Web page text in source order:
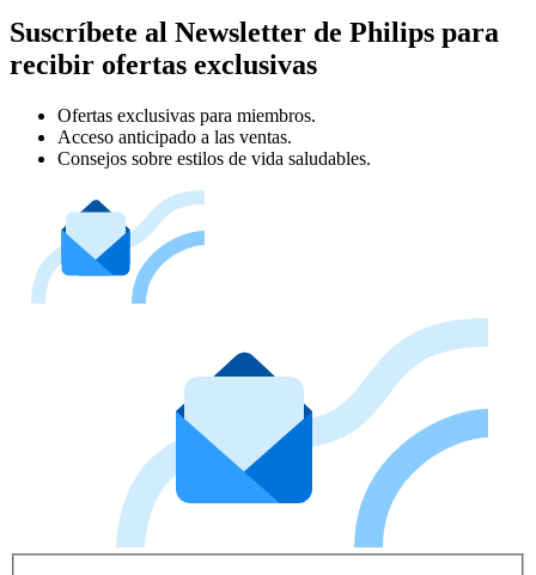
Suscríbete al Newsletter de Philips para
recibir ofertas exclusivas
Ofertas exclusivas para miembros.
Acceso anticipado a las ventas.
Consejos sobre estilos de vida saludables.